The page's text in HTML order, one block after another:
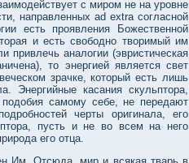
с миром не на уровне
направленных ad extra согласной
есть проявления Божественной
и есть свободно творимый им
аналогии (эвристическая
то энергией является свет
зрачке, который есть лишь
Энергийные касания скульптора,
самому себе, не передают
черты оригинала, его
пусть и не во всем на него
его отца.